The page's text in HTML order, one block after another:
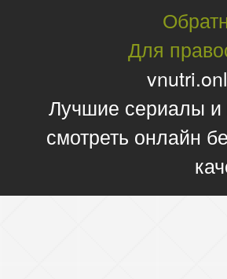
Для
Лучшие сериалы
смотреть онлайн